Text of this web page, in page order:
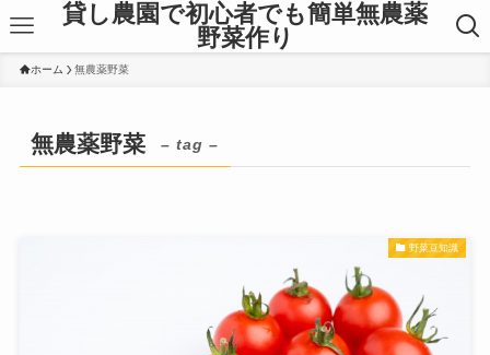
貸し農園で初心者でも簡単無農薬
野菜作り
ホーム 無農薬野菜
無農薬野菜 – tag –
野菜豆知識